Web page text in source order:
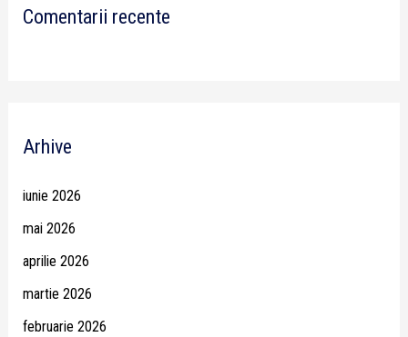
Comentarii recente
Arhive
iunie 2026
mai 2026
aprilie 2026
martie 2026
februarie 2026